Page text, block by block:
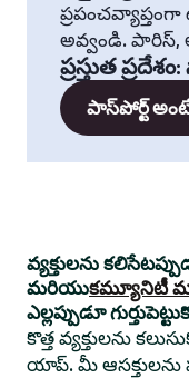
అవ్వండి. పారిస్,
ప్రస్తుత ప్రదేశం:
పాస్‌పోర్ట్
వ్యక్తులను
మరియుకమ్యూనిటీ
ఎల్లప్పుడూ
కొత్త వ్యక్తులను
యాప్. మీ ఆసక్తులను